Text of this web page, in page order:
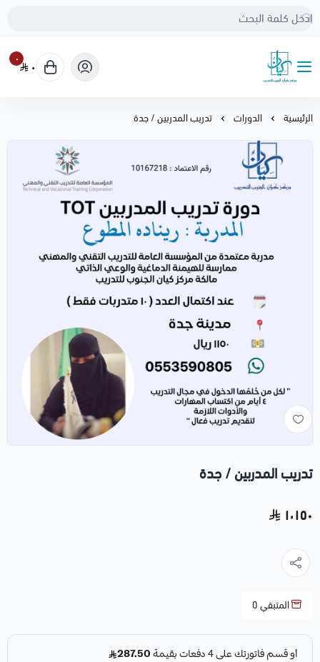
مركز كيان الجنوب
٠
٠
الرئيسية الدورات تدريب المدربين / جدة
تدريب المدربين / جدة
١٬١٥٠
المتبقي0